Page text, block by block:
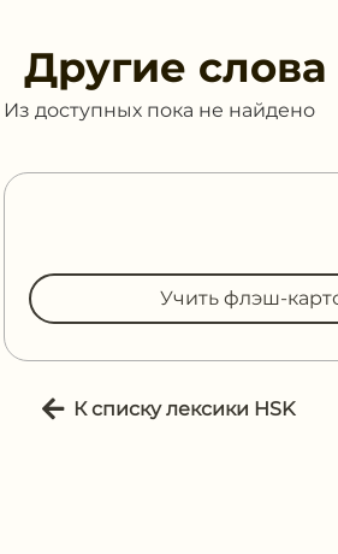
Другие слова
Из доступных пока не найдено
Учить флэш-
К списку лексики HSK